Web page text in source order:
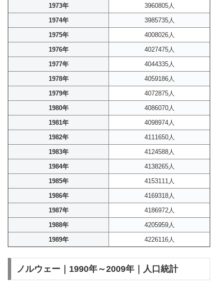
1973年
3960805人
1974年
3985735人
1975年
4008026人
1976年
4027475人
1977年
4044335人
1978年
4059186人
1979年
4072875人
1980年
4086070人
1981年
4098974人
1982年
4111650人
1983年
4124588人
1984年
4138265人
1985年
4153111人
1986年
4169318人
1987年
4186972人
1988年
4205959人
1989年
4226116人
ノルウェー｜1990年～2009年｜人口統計